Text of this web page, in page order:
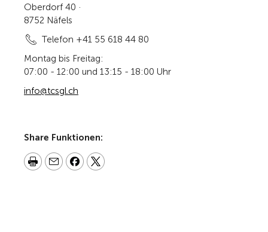
Oberdorf 40 ·
8752 Näfels
Telefon +41 55 618 44 80
Montag bis Freitag:
07:00 - 12:00 und 13:15 - 18:00 Uhr
info@tcsgl.ch
Share Funktionen: